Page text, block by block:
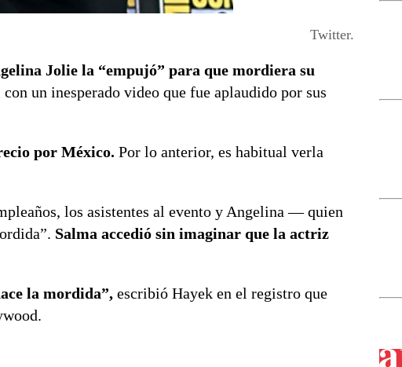
Twitter.
Jolie la “empujó” para que mordiera su
un inesperado video que fue aplaudido por sus
por México. Por lo anterior, es habitual verla
los asistentes al evento y Angelina — quien
Salma accedió sin imaginar que la actriz
la mordida”, escribió Hayek en el registro que